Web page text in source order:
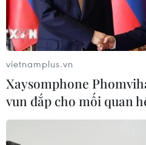
vietnamplus.vn
Xaysomphone
vun đắp cho mối quan